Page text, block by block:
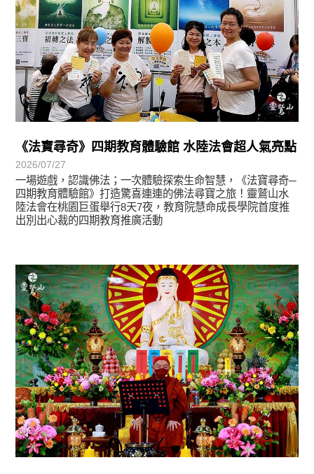
《法寶尋奇》四期教育體驗館 水陸法會超人氣亮點
2026/07/27
一場遊戲，認識佛法；一次體驗探索生命智慧，《法寶尋奇─
四期教育體驗館》打造驚喜連連的佛法尋寶之旅！靈鷲山水
陸法會在桃園巨蛋舉行8天7夜，教育院慧命成長學院首度推
出別出心裁的四期教育推廣活動
學習分享